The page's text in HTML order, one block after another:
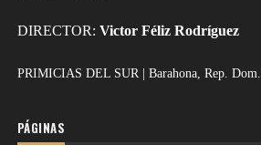
DIRECTOR: Victor Féliz Rodríguez
PRIMICIAS DEL SUR | Barahona, Rep. Dom.
PÁGINAS